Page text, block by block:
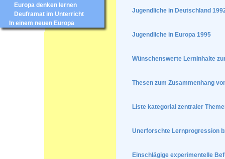
Europa denken lernen
Deuframat im Unterricht
In einem neuen Europa
Jugendliche in Deutschland
Jugendliche in Europa 1995
Wünschenswerte Lerninhalte
Thesen zum Zusammenhang
Liste kategorial zentraler
Unerforschte Lernprogression
Einschlägige experimentelle